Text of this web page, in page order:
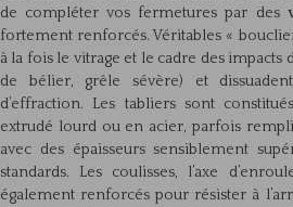
de compléter vos fermetures par des
fortement renforcés. Véritables «
à la fois le vitrage et le cadre des impacts
de bélier, grêle sévère) et
d’effraction. Les tabliers sont
extrudé lourd ou en acier, parfois
avec des épaisseurs sensiblement
standards. Les coulisses, l’axe
également renforcés pour résister à